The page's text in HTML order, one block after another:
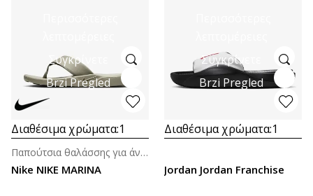
Συγκρίνετε
Brzi Pregled
Διαθέσιμα χρώματα:1
Nike NIKE MARINA
Παπούτσια θαλάσσης για άνδρες
Συγκρίνετε
Brzi Pregled
Διαθέσιμα χρώματα:1
Jordan Jordan Franchise